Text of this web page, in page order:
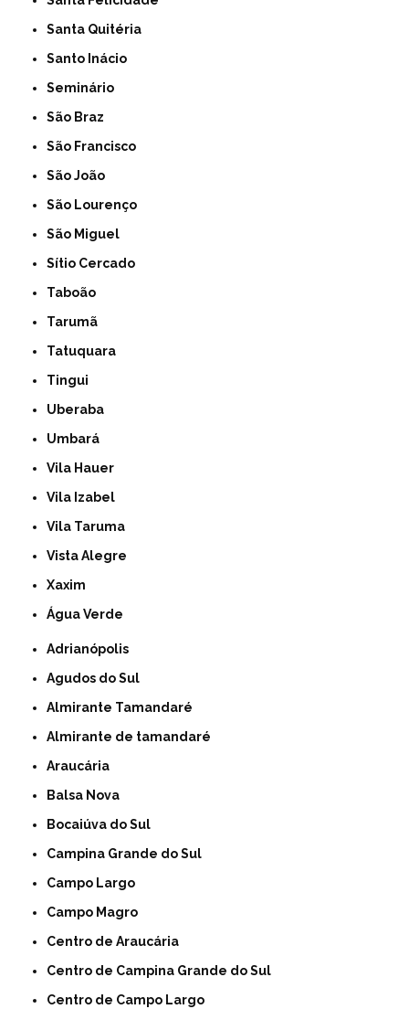
Santa Quitéria
Santo Inácio
Seminário
São Braz
São Francisco
São João
São Lourenço
São Miguel
Sítio Cercado
Taboão
Tarumã
Tatuquara
Tingui
Uberaba
Umbará
Vila Hauer
Vila Izabel
Vila Taruma
Vista Alegre
Xaxim
Água Verde
Adrianópolis
Agudos do Sul
Almirante Tamandaré
Almirante de tamandaré
Araucária
Balsa Nova
Bocaiúva do Sul
Campina Grande do Sul
Campo Largo
Campo Magro
Centro de Araucária
Centro de Campina Grande do Sul
Centro de Campo Largo